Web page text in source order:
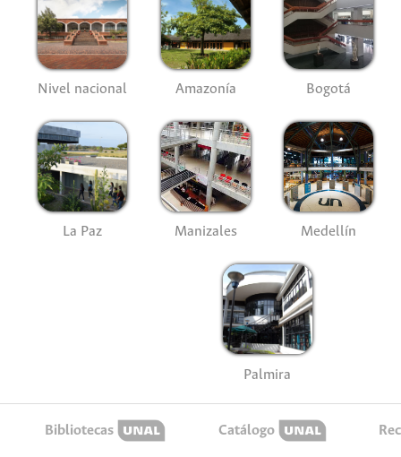
Nivel nacional Amazonía Bogotá
La Paz Manizales Medellín
Palmira
Bibliotecas Catálogo